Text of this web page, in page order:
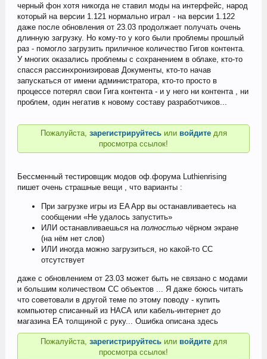
черный фон хотя никогда не ставил моды на интерфейс, народ
который на версии 1.121 нормально играл - на версии 1.122
даже после обновления от 23.03 продолжает получать очень
длинную загрузку. Но кому-то у кого были проблемы прошлый
раз - помогло загрузить приличное количество Гигов контента.
У многих оказались проблемы с сохранением в облаке, кто-то
спасся рассинхронизировав Документы, кто-то начав
запускаться от имени администратора, кто-то просто в
процессе потерял свои Гига контента - и у него ни контента , ни
проблем, один негатив к новому составу разработчиков...
Пожалуйста, зарегистрируйтесьили войдите для
просмотра ссылок!
Бессменный тестировщик модов оф.форума Luthienrising
пишет очень страшные вещи , что варианты :
При загрузке игры из EA App вы останавливаетесь на
сообщении «Не удалось запустить»
ИЛИ останавливаешься на полностьючёрном экране
(на нём нет слов)
ИЛИ иногда можно загрузиться, но какой-то CC
отсутствует
даже с обновлением от 23.03 может быть не связано с модами
и большим количеством СС объектов ... Я даже боюсь читать
что советовали в другой теме по этому поводу - купить
компьютер списанный из НАСА или кабель-интернет до
магазина ЕА толщиной с руку... Ошибка описана здесь
Пожалуйста, зарегистрируйтесьили войдите для
просмотра ссылок!